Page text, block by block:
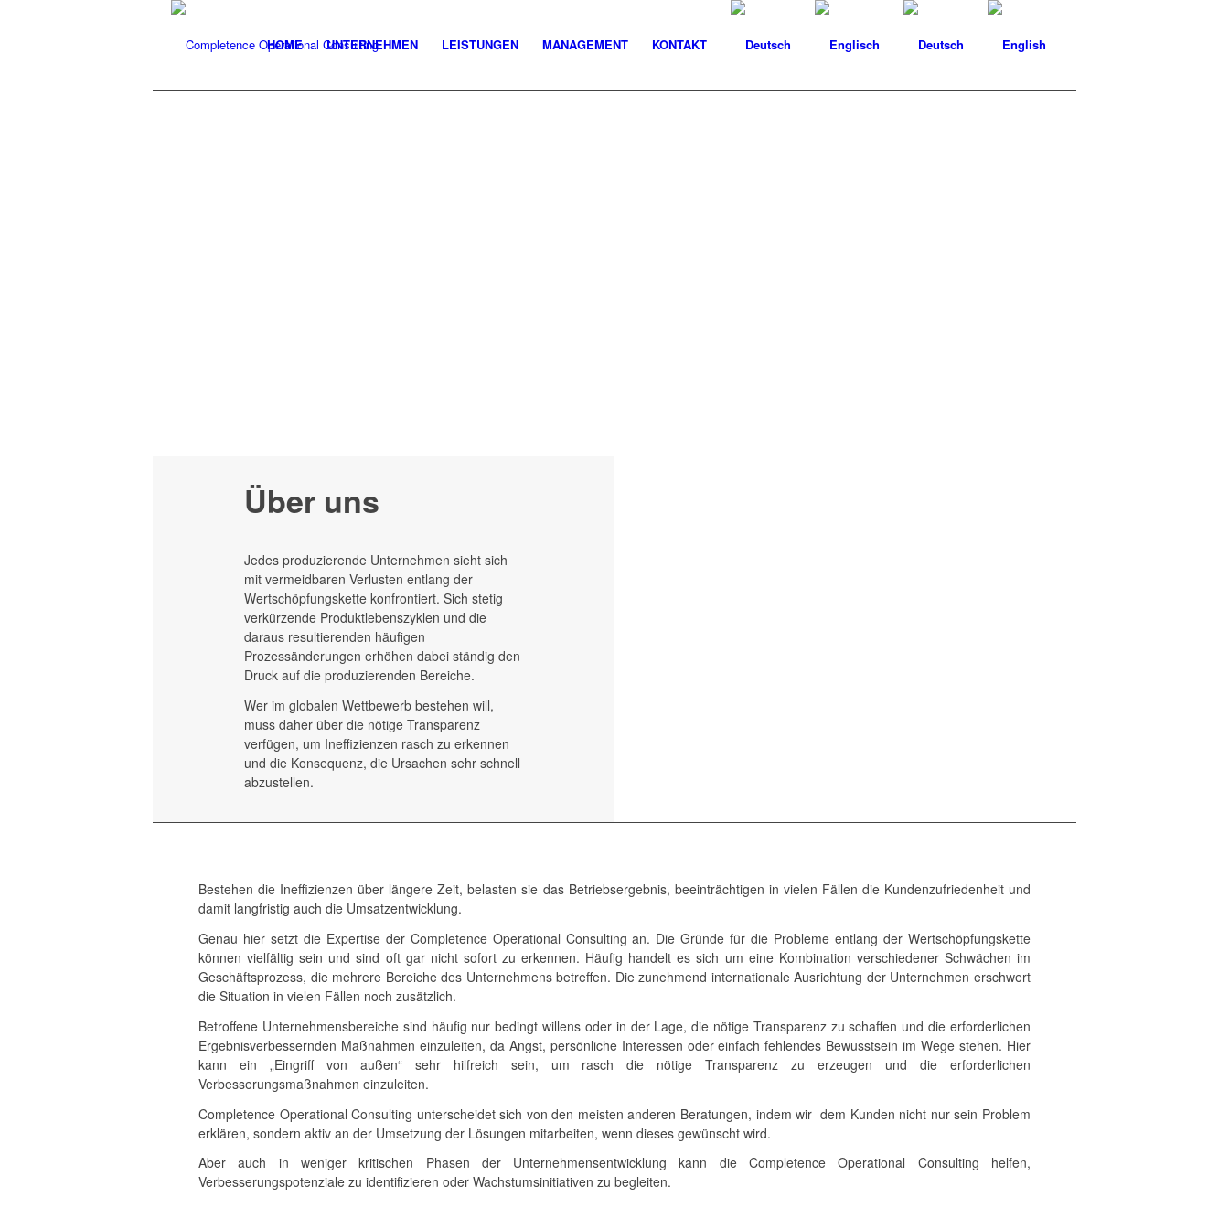
HOME UNTERNEHMEN LEISTUNGEN MANAGEMENT KONTAKT
Über uns
Jedes produzierende Unternehmen sieht sich
mit vermeidbaren Verlusten entlang der
Wertschöpfungskette konfrontiert. Sich stetig
verkürzende Produktlebenszyklen und die
daraus resultierenden häufigen
Prozessänderungen erhöhen dabei ständig den
Druck auf die produzierenden Bereiche.
Wer im globalen Wettbewerb bestehen will,
muss daher über die nötige Transparenz
verfügen, um Ineffizienzen rasch zu erkennen
und die Konsequenz, die Ursachen sehr schnell
abzustellen.
Bestehen die Ineffizienzen über längere Zeit, belasten sie das Betriebsergebnis, beeinträchtigen in vielen Fällen die Kundenzufriedenheit und
damit langfristig auch die Umsatzentwicklung.
Genau hier setzt die Expertise der Completence Operational Consulting an. Die Gründe für die Probleme entlang der Wertschöpfungskette
können vielfältig sein und sind oft gar nicht sofort zu erkennen. Häufig handelt es sich um eine Kombination verschiedener Schwächen im
Geschäftsprozess, die mehrere Bereiche des Unternehmens betreffen. Die zunehmend internationale Ausrichtung der Unternehmen erschwert
die Situation in vielen Fällen noch zusätzlich.
Betroffene Unternehmensbereiche sind häufig nur bedingt willens oder in der Lage, die nötige Transparenz zu schaffen und die erforderlichen
Ergebnisverbessernden Maßnahmen einzuleiten, da Angst, persönliche Interessen oder einfach fehlendes Bewusstsein im Wege stehen. Hier
kann ein „Eingriff von außen“ sehr hilfreich sein, um rasch die nötige Transparenz zu erzeugen und die erforderlichen
Verbesserungsmaßnahmen einzuleiten.
Completence Operational Consulting unterscheidet sich von den meisten anderen Beratungen, indem wir dem Kunden nicht nur sein Problem
erklären, sondern aktiv an der Umsetzung der Lösungen mitarbeiten, wenn dieses gewünscht wird.
Aber auch in weniger kritischen Phasen der Unternehmensentwicklung kann die Completence Operational Consulting helfen,
Verbesserungspotenziale zu identifizieren oder Wachstumsinitiativen zu begleiten.